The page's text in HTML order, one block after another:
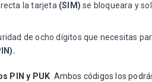
la tarjeta (SIM) se bloqueara y
de ocho dígitos que necesitas
PIN y PUK Ambos códigos los